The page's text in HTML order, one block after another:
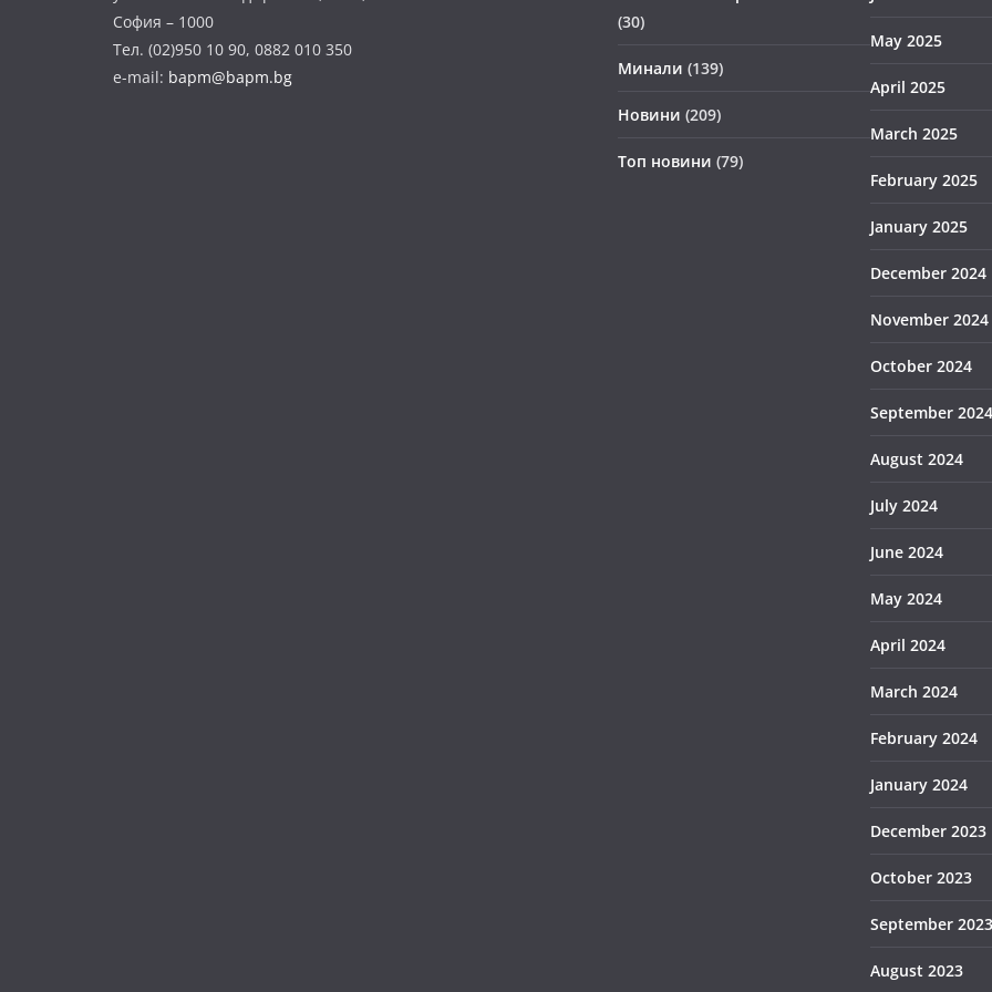
София – 1000
Тел. (02)950 10 90, 0882 010 350
e-mail: bapm@bapm.bg
(30)
Минали (139)
Новини (209)
Топ новини (79)
May 2025
April 2025
March 2025
February 2025
January 2025
December 2024
November 2024
October 2024
September 2024
August 2024
July 2024
June 2024
May 2024
April 2024
March 2024
February 2024
January 2024
December 2023
October 2023
September 2023
August 2023